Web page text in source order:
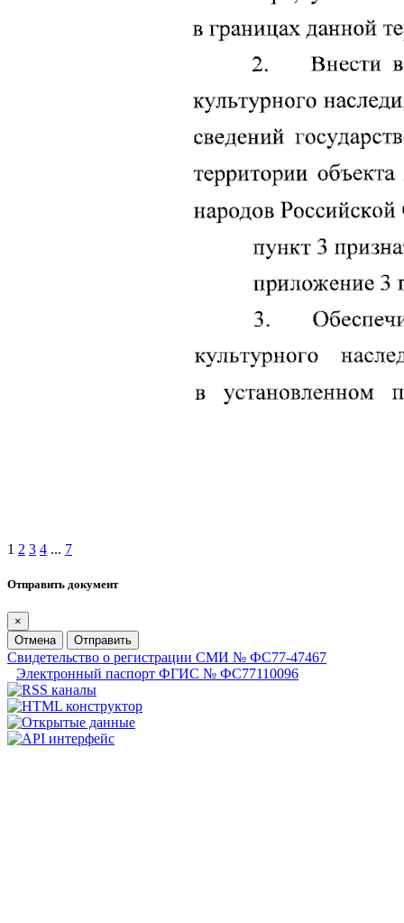
1 2 3 4 ... 7
Отправить документ
×
Отмена
Отправить
Свидетельство о регистрации СМИ № ФС77-47467
Электронный паспорт ФГИС № ФС77110096